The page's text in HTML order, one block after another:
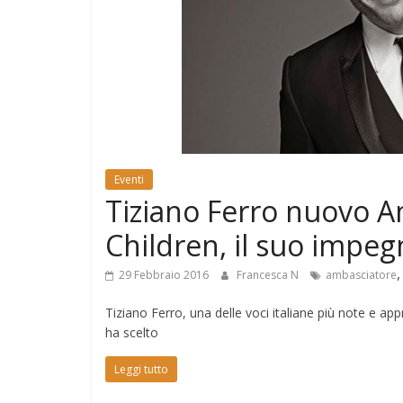
Eventi
Tiziano Ferro nuovo
Children, il suo
29 Febbraio 2016 Francesca N ambasciatore,
Tiziano Ferro, una delle voci italiane più note e
ha scelto
Leggi tutto